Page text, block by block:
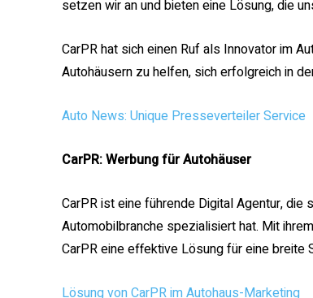
setzen wir an und bieten eine Lösung, die
CarPR hat sich einen Ruf als Innovator im
Autohäusern zu helfen, sich erfolgreich in
Auto News: Unique Presseverteiler Service
CarPR: Werbung für Autohäuser
CarPR ist eine führende Digital Agentur,
Automobilbranche spezialisiert hat. Mit
CarPR eine effektive Lösung für eine breite
Lösung von CarPR im Autohaus-Marketing